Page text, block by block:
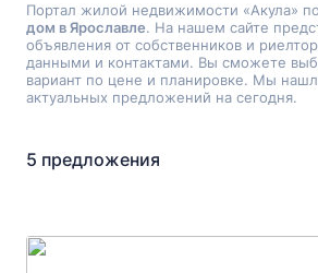
Портал жилой недвижимости «Акула»
дом в Ярославле. На нашем сайте
объявления от собственников и
данными и контактами. Вы сможете
вариант по цене и планировке. Мы
актуальных предложений на сегодня.
5 предложения